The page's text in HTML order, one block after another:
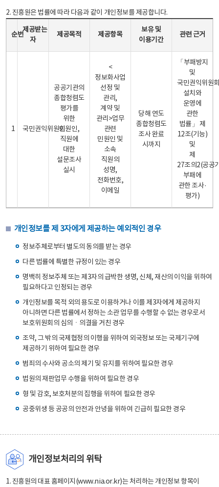
2. 진흥원은 법률에 따라 다음과 같이 개인정보를 제공합니다.
순번
제공받는
자
제공목적 제공항목
보유 및
이용기간
관련 근거
1 국민권익위원회
공공기관의
종합청렴도
평가를
위한
민원인,
직원에
대한
설문조사
실시
<
정보화사업
선정 및
관리,
계약 및
관리>업무
관련
민원인 및
소속
직원의
성명,
전화번호,
이메일
당해 연도
종합청렴도
조사 완료
시까지
「부패방지
및
국민권익위원
설치와
운영에
관한
법률」 제
12조(기능)
및
제
27조의2(공공
부패에
관한 조사·
평가)
개인정보를 제 3자에게 제공하는 예외적인 경우
정보주체로부터 별도의 동의를 받는 경우
다른 법률에 특별한 규정이 있는 경우
명백히 정보주체 또는 제3자의 급박한 생명, 신체, 재산의 이익을 위하여
필요하다고 인정되는 경우
개인정보를 목적 외의 용도로 이용하거나 이를 제3자에게 제공하지
아니하면 다른 법률에서 정하는 소관 업무를 수행할 수 없는 경우로서
보호위원회의 심의ㆍ의결을 거친 경우
조약, 그 밖의 국제협정의 이행을 위하여 외국정보 또는 국제기구에
제공하기 위하여 필요한 경우
범죄의 수사와 공소의 제기 및 유지를 위하여 필요한 경우
법원의 재판업무 수행을 위하여 필요한 경우
형 및 감호, 보호처분의 집행을 위하여 필요한 경우
공중위생 등 공공의 안전과 안녕을 위하여 긴급히 필요한 경우
개인정보처리의 위탁
1. 진흥원의 대표 홈페이지(www.nia.or.kr)는 처리하는 개인정보 항목이